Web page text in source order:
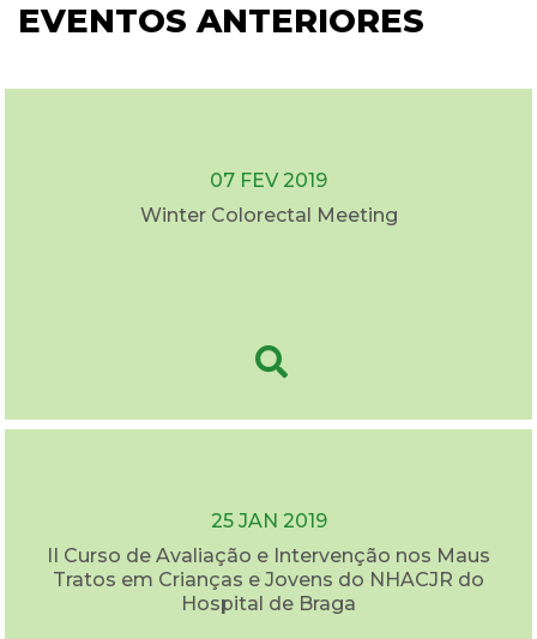
EVENTOS ANTERIORES
07 FEV 2019
Winter Colorectal Meeting
25 JAN 2019
II Curso de Avaliação e Intervenção nos Maus
Tratos em Crianças e Jovens do NHACJR do
Hospital de Braga